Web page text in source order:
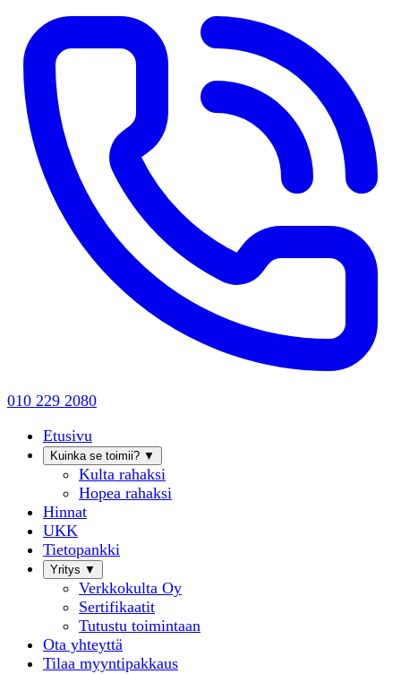
010 229 2080
Etusivu
Kuinka se toimii? ▼
Kulta rahaksi
Hopea rahaksi
Hinnat
UKK
Tietopankki
Yritys ▼
Verkkokulta Oy
Sertifikaatit
Tutustu toimintaan
Ota yhteyttä
Tilaa myyntipakkaus